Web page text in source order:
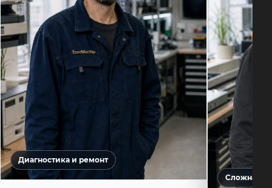
Диагностика и ремонт
Сложная